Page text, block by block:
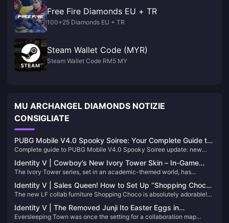
Free Fire Diamonds EU + TR
100+25 Diamonds EU + TR
Steam Wallet Code (MYR)
Steam Wallet Code RM5 MY
MU ARCHANGEL DIAMONDS NOTIZIE
CONSIGLIATE
PUBG Mobile V4.0 Spooky Soiree: Your Complete Guide to
the Halloween Update That’s Changing Everything
Complete guide to PUBG Mobile V4.0 Spooky Soiree update: new
Halloween features, download tips, and best UC top-up strategies for
exclusive items.
Identity V | Cowboy’s New Ivory Tower Skin – In-Game
Look Way Better Than the 2D Preview!
The Ivory Tower series, set in an academic-themed world, has
welcomed a new student—none other than our Cowboy! These six-
yuan blue skins have always had solid quality, and this time the 3D
model is surprisingly well done!
Identity V | Sales Queen! How to Set Up “Shopping Choco”
in Your Home – Cozy Furniture Stacking Guide
The new LF collab furniture Shopping Choco is absolutely adorable!
This tutorial will show you how to stack furniture in your home so you
can turn a single-interaction item into a pseudo two-person
interaction!
Identity V | The Removed Junji Ito Easter Eggs in
Eversleeping Town
Eversleeping Town was once the setting for a collaboration map